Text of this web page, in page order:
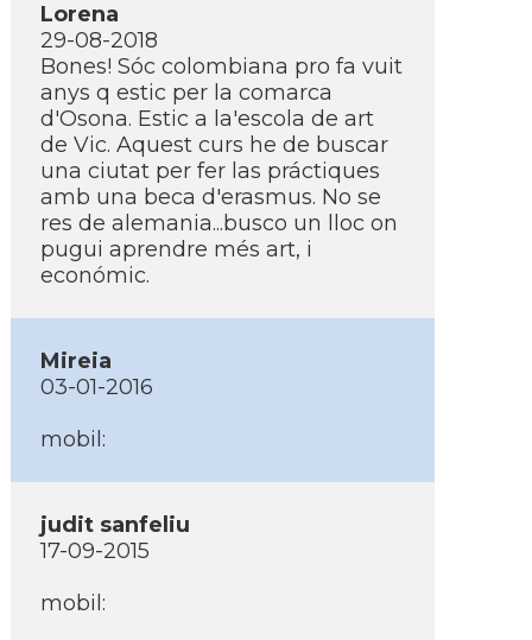
Lorena
29-08-2018
Bones! Sóc colombiana pro fa vuit
anys q estic per la comarca
d'Osona. Estic a la'escola de art
de Vic. Aquest curs he de buscar
una ciutat per fer las práctiques
amb una beca d'erasmus. No se
res de alemania...busco un lloc on
pugui aprendre més art, i
económic.
Mireia
03-01-2016
mobil:
judit sanfeliu
17-09-2015
mobil: